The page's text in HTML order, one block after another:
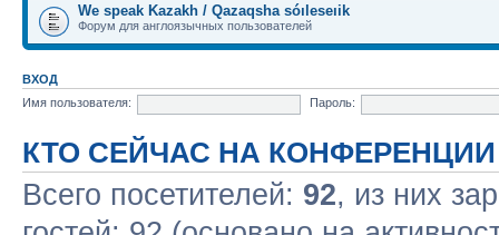
We speak Kazakh / Qazaqsha sóıleseıik
Форум для англоязычных пользователей
ВХОД
Имя пользователя:
Пароль:
КТО СЕЙЧАС НА КОНФЕРЕНЦИИ
Всего посетителей: 92, из них